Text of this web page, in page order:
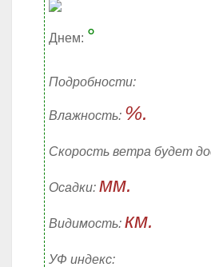
Днем: °
Подробности:
Влажность: %.
Скорость ветра будет
Осадки: мм.
Видимость: км.
УФ индекс: